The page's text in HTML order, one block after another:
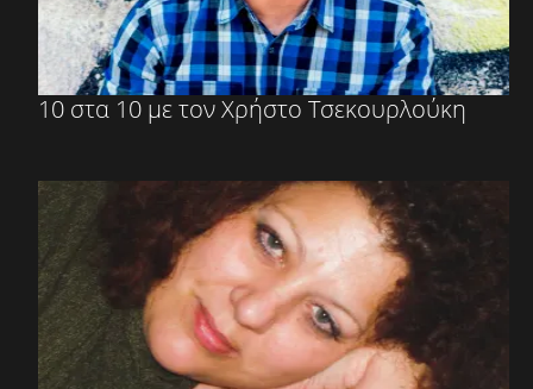
10 στα 10 με τον Χρήστο Τσεκουρλούκη